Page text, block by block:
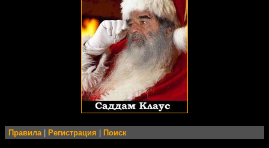
Правила Регистрация Поиск